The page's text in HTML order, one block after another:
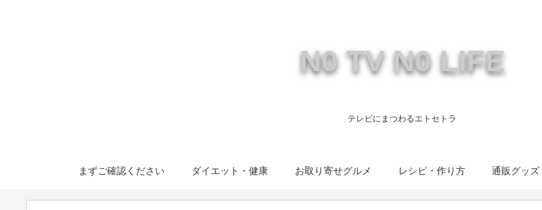
N0 TV N0 LIFE
テレビにまつわるエトセトラ
まずご確認ください ダイエット・健康 お取り寄せグルメ レシピ・作り方 通販グッズ